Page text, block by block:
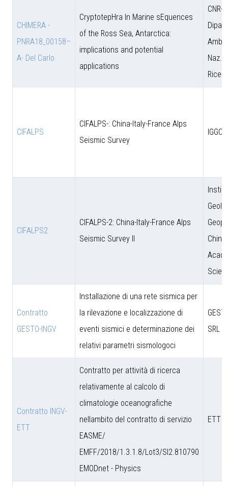
CHIMERA -
PNRA18_00158–
A- Del Carlo
CryptotepHra In Marine sEquences
of the Ross Sea, Antarctica:
implications and potential
applications
CNR-
Amb.
Naz.
CIFALPS
CIFALPS-: China-Italy-France Alps
Seismic Survey
CIFALPS2
CIFALPS-2: China-Italy-France Alps
Seismic Survey II
Contratto
GESTO-INGV
Installazione di una rete sismica per
la rilevazione e localizzazione di
eventi sismici e determinazione dei
relativi parametri sismologoci
SRL
Contratto INGV-
ETT
Contratto per attività di ricerca
relativamente al calcolo di
climatologie oceanografiche
nellambito del contratto di servizio
EASME/
EMFF/2018/1.3.1.8/Lot3/SI2.810790
EMODnet - Physics
ETT